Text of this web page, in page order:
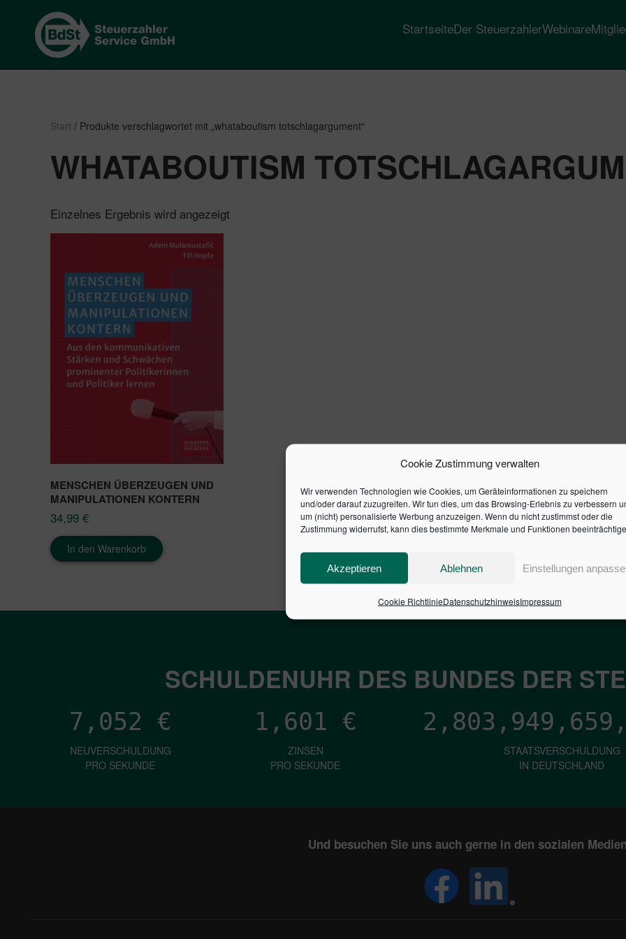
Cookie Zustimmung verwalten
Wir verwenden Technologien wie Cookies, um Geräteinformationen zu speichern
und/oder darauf zuzugreifen. Wir tun dies, um das Browsing-Erlebnis zu verbessern
um (nicht) personalisierte Werbung anzuzeigen. Wenn du nicht zustimmst oder die
Zustimmung widerrufst, kann dies bestimmte Merkmale und Funktionen
Akzeptieren Ablehnen Einstellungen
Cookie RichtlinieDatenschutzhinweisImpressum
StartseiteDer SteuerzahlerWebinare
Start / Produkte verschlagwortet mit „whataboutism totschlagargument“
WHATABOUTISM
Einzelnes Ergebnis wird angezeigt
MENSCHEN ÜBERZEUGEN UND
MANIPULATIONEN KONTERN
34,99 €
In den Warenkorb
SCHULDENUHR DES BUNDES DER
7,052 €
NEUVERSCHULDUNG
PRO SEKUNDE
1,601 €
ZINSEN
PRO SEKUNDE
STAATSVERSCHULDUNG
IN DEUTSCHLAND
Und besuchen Sie uns auch gerne in den sozialen